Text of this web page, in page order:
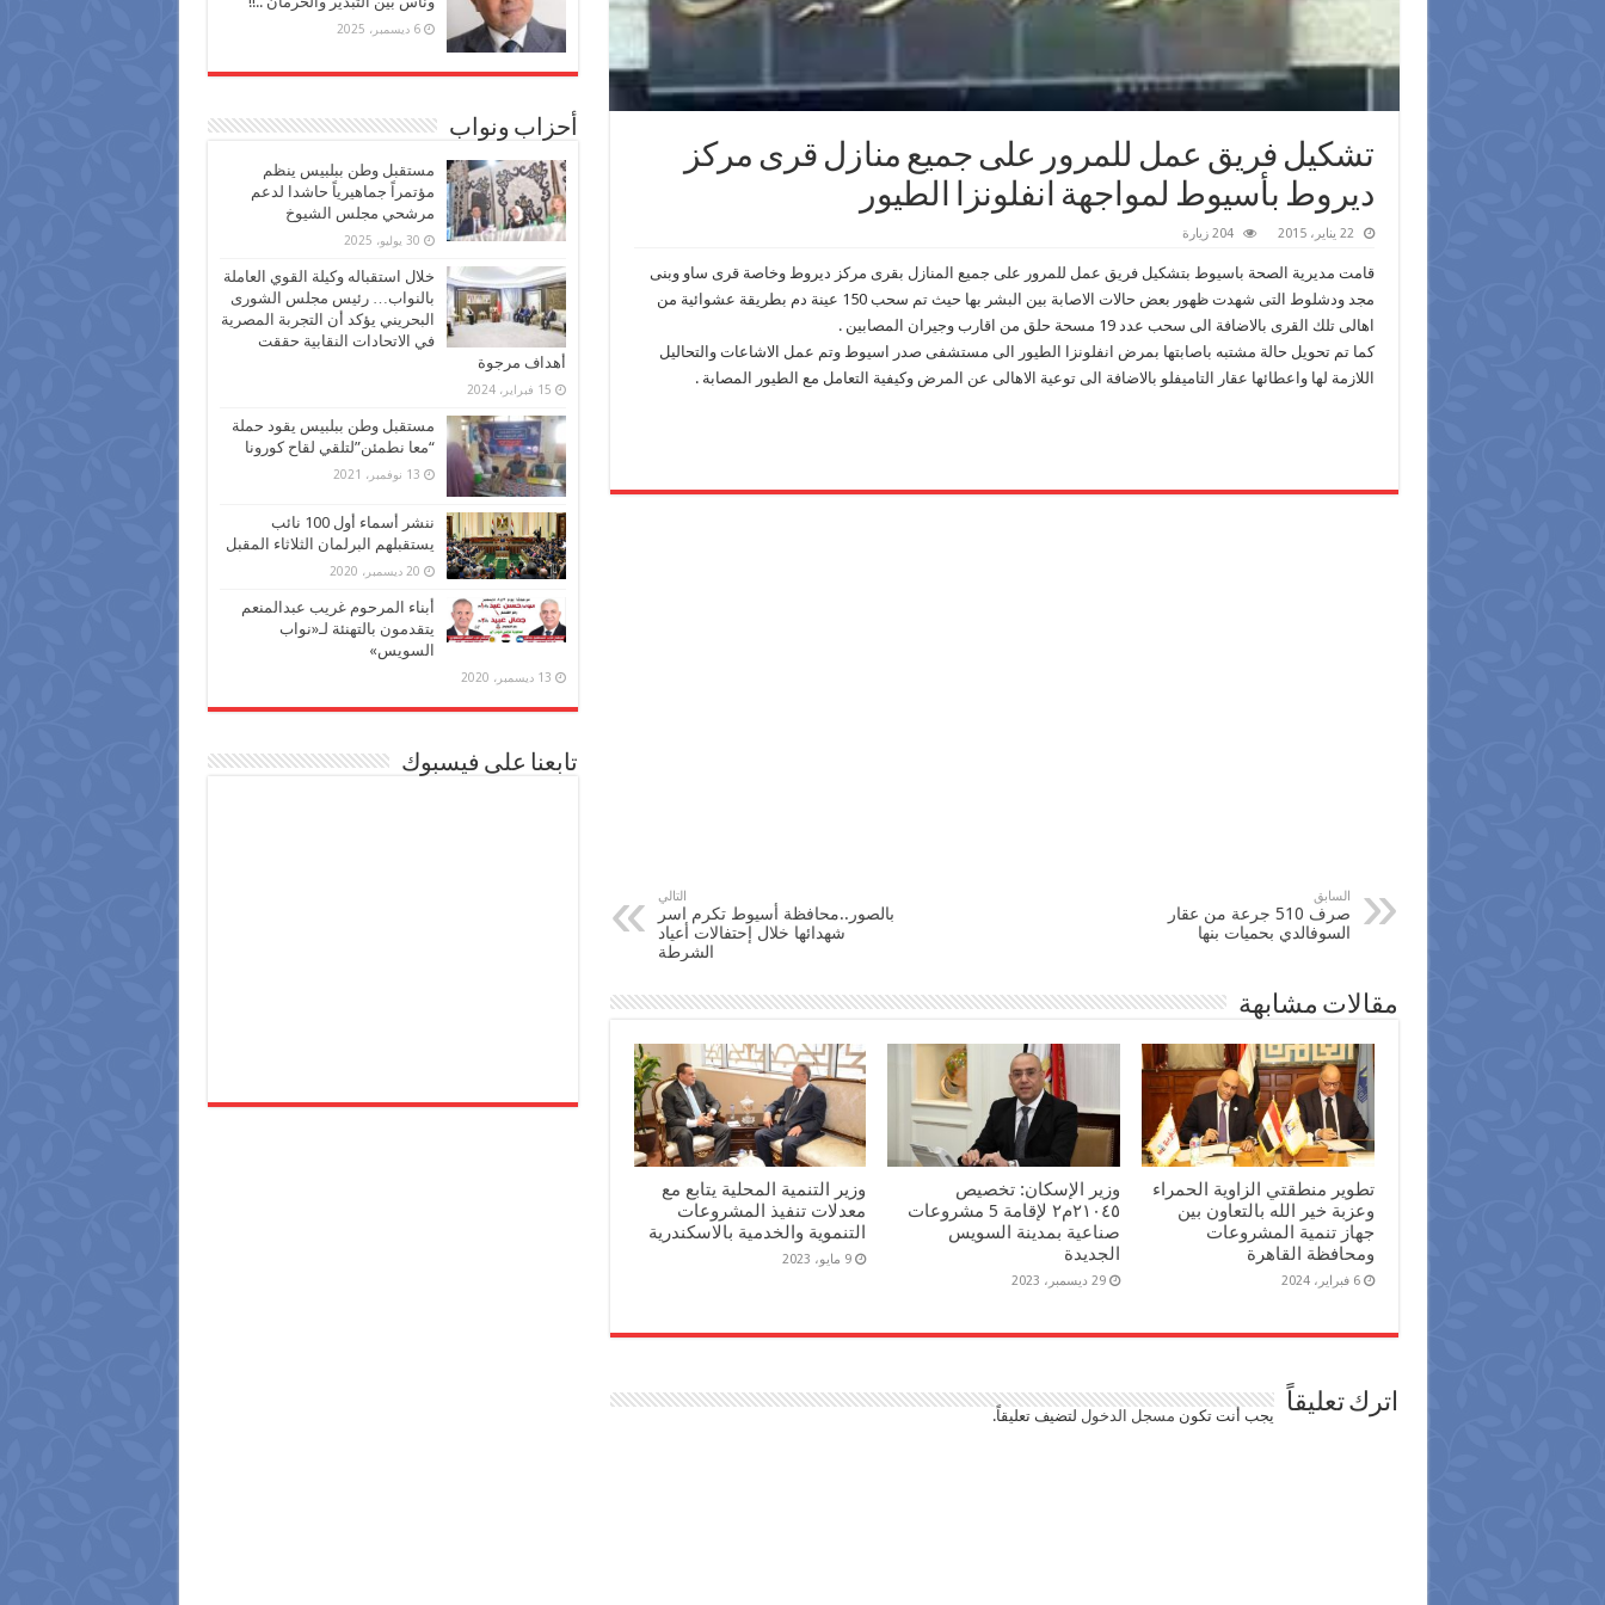
تشكيل فريق عمل للمرور على جميع منازل قرى مركز
ديروط بأسيوط لمواجهة انفلونزا الطيور
22 يناير، 2015 204 زيارة
قامت مديرية الصحة باسيوط بتشكيل فريق عمل للمرور على جميع المنازل بقرى مركز ديروط وخاصة قرى ساو وبنى
مجد ودشلوط التى شهدت ظهور بعض حالات الاصابة بين البشر بها حيث تم سحب 150 عينة دم بطريقة عشوائية من
اهالى تلك القرى بالاضافة الى سحب عدد 19 مسحة حلق من اقارب وجيران المصابين .
كما تم تحويل حالة مشتبه باصابتها بمرض انفلونزا الطيور الى مستشفى صدر اسيوط وتم عمل الاشاعات والتحاليل
اللازمة لها واعطائها عقار التاميفلو بالاضافة الى توعية الاهالى عن المرض وكيفية التعامل مع الطيور المصابة .
السابق
صرف 510 جرعة من عقار
السوفالدي بحميات بنها
التالي
بالصور..محافظة أسيوط تكرم اسر
شهدائها خلال إحتفالات أعياد
الشرطة
مقالات مشابهة
تطوير منطقتي الزاوية الحمراء
وعزبة خير الله بالتعاون بين
جهاز تنمية المشروعات
ومحافظة القاهرة
6 فبراير، 2024
وزير الإسكان: تخصيص
٢١٠٤٥م٢ لإقامة 5 مشروعات
صناعية بمدينة السويس
الجديدة
29 ديسمبر، 2023
وزير التنمية المحلية يتابع مع
معدلات تنفيذ المشروعات
التنموية والخدمية بالاسكندرية
9 مايو، 2023
اترك تعليقاً يجب أنت تكون مسجل الدخول لتضيف تعليقاً.
6 ديسمبر، 2025
أحزاب ونواب
مستقبل وطن ببلبيس ينظم
مؤتمراً جماهيرياً حاشدا لدعم
مرشحي مجلس الشيوخ
30 يوليو، 2025
خلال استقباله وكيلة القوي العاملة
بالنواب… رئيس مجلس الشورى
البحريني يؤكد أن التجربة المصرية
في الاتحادات النقابية حققت
أهداف مرجوة
15 فبراير، 2024
مستقبل وطن ببلبيس يقود حملة
“معا نطمئن”لتلقي لقاح كورونا
13 نوفمبر، 2021
ننشر أسماء أول 100 نائب
يستقبلهم البرلمان الثلاثاء المقبل
20 ديسمبر، 2020
أبناء المرحوم غريب عبدالمنعم
يتقدمون بالتهنئة لـ«نواب
السويس»
13 ديسمبر، 2020
تابعنا على فيسبوك